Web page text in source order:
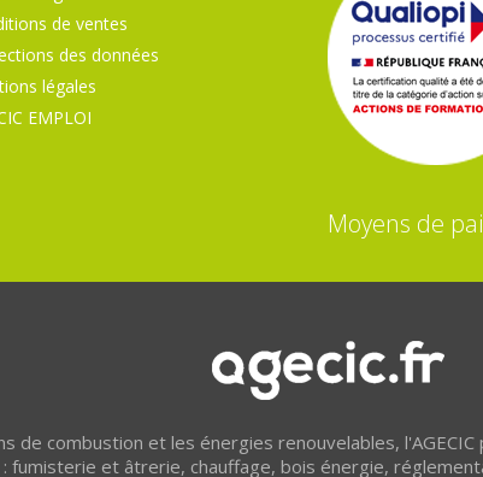
de ventes
des données
légales
EMPLOI
Moyens de
de combustion et les énergies renouvelables,
fumisterie et âtrerie, chauffage, bois énergie,